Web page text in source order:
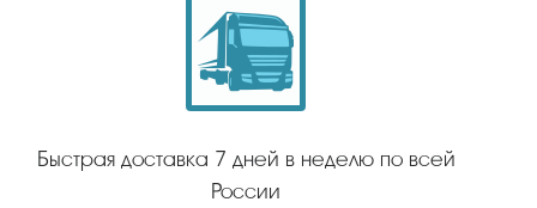
Быстрая доставка 7 дней в неделю по всей
России